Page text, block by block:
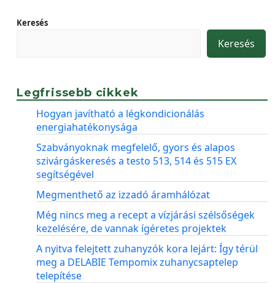
Keresés
Keresés
Legfrissebb cikkek
Hogyan javítható a légkondicionálás
energiahatékonysága
Szabványoknak megfelelő, gyors és alapos
szivárgáskeresés a testo 513, 514 és 515 EX
segítségével
Megmenthető az izzadó áramhálózat
Még nincs meg a recept a vízjárási szélsőségek
kezelésére, de vannak ígéretes projektek
A nyitva felejtett zuhanyzók kora lejárt: Így térül
meg a DELABIE Tempomix zuhanycsaptelep
telepítése